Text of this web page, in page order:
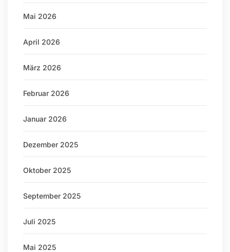
Mai 2026
April 2026
März 2026
Februar 2026
Januar 2026
Dezember 2025
Oktober 2025
September 2025
Juli 2025
Mai 2025